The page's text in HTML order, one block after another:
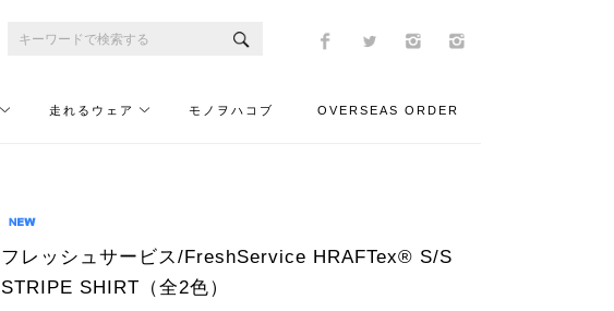
走れるウェア モノヲハコブ OVERSEAS ORDER
フレッシュサービス/FreshService HRAFTex® S/S
STRIPE SHIRT（全2色）